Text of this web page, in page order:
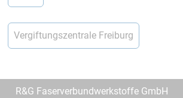
Vergiftungszentrale Freiburg
R&G Faserverbundwerkstoffe GmbH